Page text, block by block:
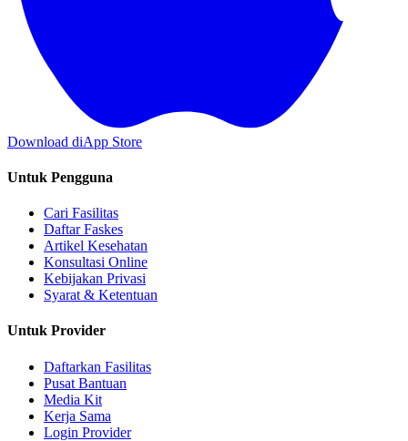
Download diApp Store
Untuk Pengguna
Cari Fasilitas
Daftar Faskes
Artikel Kesehatan
Konsultasi Online
Kebijakan Privasi
Syarat & Ketentuan
Untuk Provider
Daftarkan Fasilitas
Pusat Bantuan
Media Kit
Kerja Sama
Login Provider